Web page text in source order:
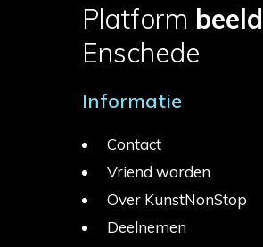
Platform
Enschede
Informatie
Contact
Vriend worden
Over KunstNonStop
Deelnemen